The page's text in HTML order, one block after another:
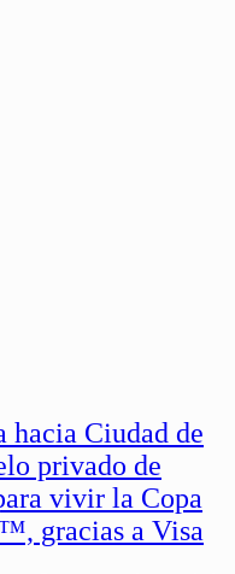
hacia Ciudad de
privado de
vivir la Copa
gracias a Visa